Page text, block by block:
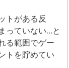
トがある反
っていない…と
る範囲でゲー
トを貯めてい